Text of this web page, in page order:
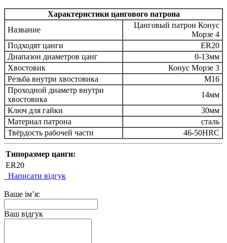
Характеристики цангового патрона
Название
Цанговый патрон Конус
Морзе 4
Подходят цанги
ER20
Диапазон диаметров цанг
0-13мм
Хвостовик
Конус Морзе 3
Резьба внутри хвостовика
М16
Проходной диаметр внутри
хвостовика
14мм
Ключ для гайки
30мм
Материал патрона
сталь
Твёрдость рабочей части
46-50HRC
Типоразмер цанги:
ER20
Написати відгук
Ваше ім’я:
Ваш відгук